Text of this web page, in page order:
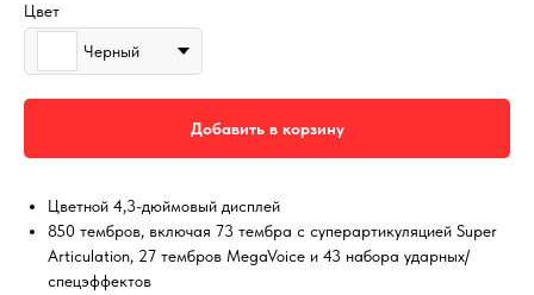
Цвет
Черный
Добавить в корзину
Цветной 4,3-дюймовый дисплей
850 тембров, включая 73 тембра с суперартикуляцией Super
Articulation, 27 тембров MegaVoice и 43 набора ударных/
спецэффектов